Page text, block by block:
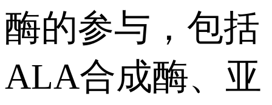
酶的参与，包括
ALA合成酶、亚